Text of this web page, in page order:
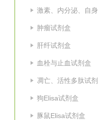
激素、内分泌、自
肿瘤试剂盒
肝纤试剂盒
血栓与止血试剂盒
凋亡、活性多肽试
狗Elisa试剂盒
豚鼠Elisa试剂盒